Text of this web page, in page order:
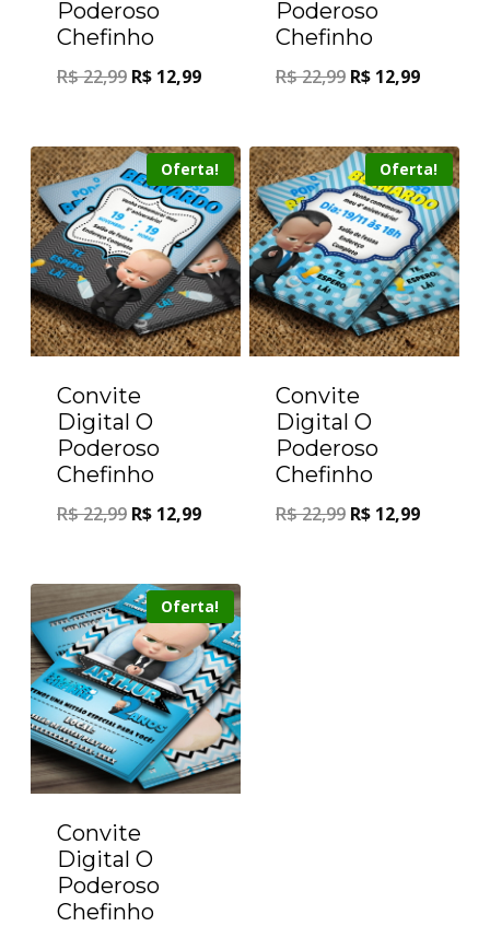
Poderoso
Chefinho
R$22,99 R$ 12,99
Poderoso
Chefinho
R$22,99 R$ 12,99
Oferta!
Convite
Digital O
Poderoso
Chefinho
R$22,99 R$ 12,99
Oferta!
Convite
Digital O
Poderoso
Chefinho
R$22,99 R$ 12,99
Oferta!
Convite
Digital O
Poderoso
Chefinho